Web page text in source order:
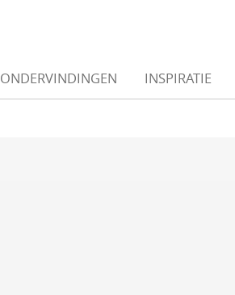
ONDERVINDINGEN INSPIRATIE